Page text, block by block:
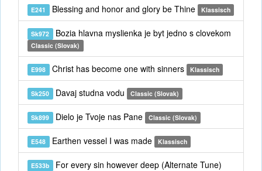
E241 Blessing and honor and glory be Thine Klassisch
Sk972 Bozia hlavna myslienka je byt jedno s clovekom
Classic (Slovak)
E998 Christ has become one with sinners Klassisch
Sk250 Davaj studna vodu Classic (Slovak)
Sk899 Dielo je Tvoje nas Pane Classic (Slovak)
E548 Earthen vessel I was made Klassisch
E533b For every sin however deep (Alternate Tune)